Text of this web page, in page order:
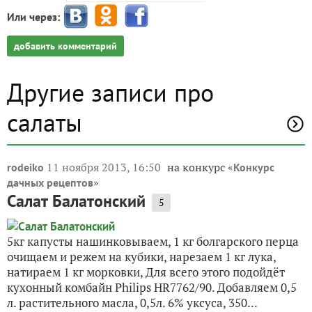
Или через:
добавить комментарий
Другие записи про
салаты
rodeiko 11 ноября 2013, 16:50 на конкурс «Конкурс
дачных рецептов»
Салат Балатонский 5
5кг капусты нашинковываем, 1 кг болгарского перца
очищаем и режем на кубики, нарезаем 1 кг лука,
натираем 1 кг морковки, Для всего этого подойдёт
кухонный комбайн Philips HR7762/90. Добавляем 0,5
л. растительного масла, 0,5л. 6% уксуса, 350...